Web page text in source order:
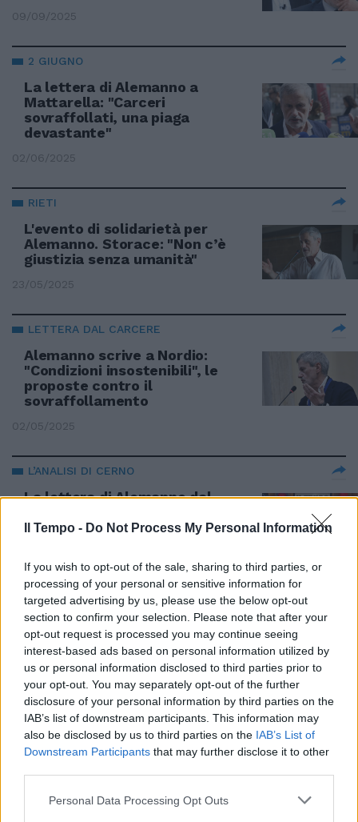
Il Tempo - Do Not Process My Personal Information
If you wish to opt-out of the sale, sharing to third parties, or
processing of your personal or sensitive information for
targeted advertising by us, please use the below opt-out
section to confirm your selection. Please note that after your
opt-out request is processed you may continue seeing
interest-based ads based on personal information utilized by
us or personal information disclosed to third parties prior to
your opt-out. You may separately opt-out of the further
disclosure of your personal information by third parties on the
IAB’s list of downstream participants. This information may
also be disclosed by us to third parties on the IAB’s List of
Downstream Participants that may further disclose it to other
Personal Data Processing Opt Outs
09/09/2025
2 GIUGNO
La lettera di Alemanno a
Mattarella: "Carceri
sovraffollati, una piaga
devastante"
02/06/2025
RIETI
L'evento di solidarietà per
Alemanno. Storace: "Non c’è
giustizia senza umanità"
23/05/2025
LETTERA DAL CARCERE
Alemanno scrive a Nordio:
"Condizioni insostenibili", le
proposte contro il
sovraffollamento
02/05/2025
L’ANALISI DI CERNO
La lettera di Alemanno dal
bisogna aggiustare la giustizia
LETTERA DA REBIBBIA
Alemanno scrive a Il Tempo:
“Dalla cella dico alla politica qui
siamo al collasso”
07/03/2025
TRIBUNALE DI SORVEGLIANZA
Alemanno resta in carcere,
dovrà scontare
28/01/2025